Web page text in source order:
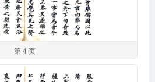
第 4 页